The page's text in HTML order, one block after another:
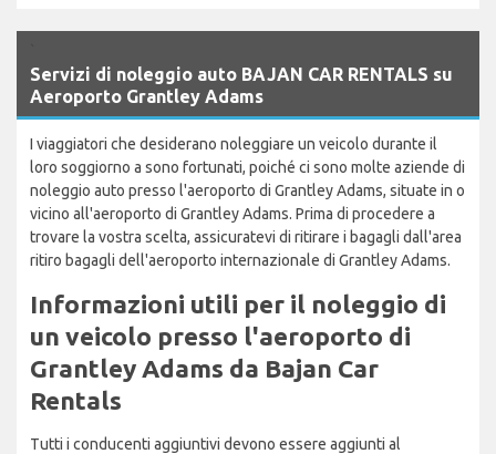
Servizi di noleggio auto BAJAN CAR RENTALS su
Aeroporto Grantley Adams
I viaggiatori che desiderano noleggiare un veicolo durante il
loro soggiorno a sono fortunati, poiché ci sono molte aziende di
noleggio auto presso l'aeroporto di Grantley Adams, situate in o
vicino all'aeroporto di Grantley Adams. Prima di procedere a
trovare la vostra scelta, assicuratevi di ritirare i bagagli dall'area
ritiro bagagli dell'aeroporto internazionale di Grantley Adams.
Informazioni utili per il noleggio di
un veicolo presso l'aeroporto di
Grantley Adams da Bajan Car
Rentals
Tutti i conducenti aggiuntivi devono essere aggiunti al